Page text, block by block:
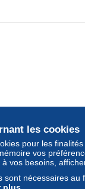
les cookies
pour les
vos
à vos besoins,
sont nécessaires
plus
America/